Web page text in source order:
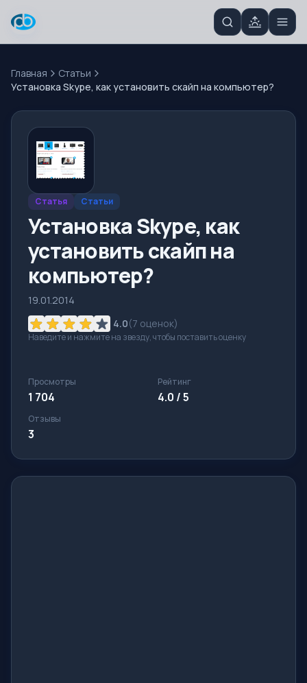
Главная
Статьи
Установка Skype, как установить скайп на компьютер?
Статья Статьи
Установка Skype, как
установить скайп на
компьютер?
19.01.2014
4.0(7 оценок)
Наведите и нажмите на звезду, чтобы поставить оценку
Просмотры
1 704
Рейтинг
4.0 / 5
Отзывы
3